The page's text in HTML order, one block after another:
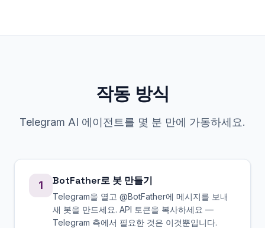
작동 방식
Telegram AI 에이전트를 몇 분 만에 가동하세요.
1 BotFather로 봇 만들기
Telegram을 열고 @BotFather에 메시지를 보내
새 봇을 만드세요. API 토큰을 복사하세요 —
Telegram 측에서 필요한 것은 이것뿐입니다.